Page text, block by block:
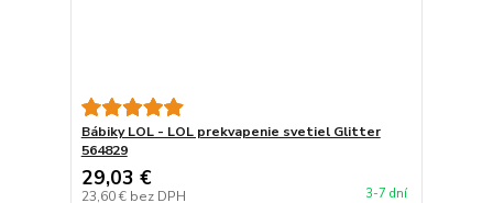
Bábiky LOL - LOL prekvapenie svetiel Glitter
564829
29,03 €
23,60 € bez DPH 3-7 dní